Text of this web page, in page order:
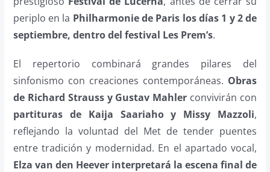
periplo en la Philharmonie de Paris los días 1 y 2 de
septiembre, dentro del festival Les Prem’s.
El repertorio combinará grandes pilares del
sinfonismo con creaciones contemporáneas. Obras
de Richard Strauss y Gustav Mahler convivirán con
partituras de Kaija Saariaho y Missy Mazzoli,
reflejando la voluntad del Met de tender puentes
entre tradición y modernidad. En el apartado vocal,
Elza van den Heever interpretará la escena final de